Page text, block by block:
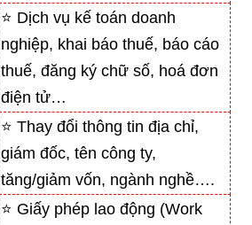
⭐ Dịch vụ kế toán doanh
nghiệp, khai báo thuế, báo cáo
thuế, đăng ký chữ số, hoá đơn
điện tử…
⭐ Thay đổi thông tin địa chỉ,
giám đốc, tên công ty,
tăng/giảm vốn, ngành nghề….
⭐ Giấy phép lao động (Work